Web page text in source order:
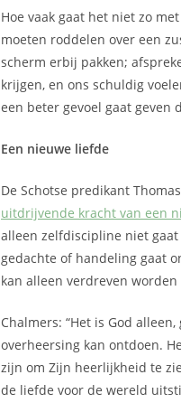
Hoe vaak gaat het niet zo
moeten roddelen over een
scherm erbij pakken;
krijgen, en ons schuldig
een beter gevoel gaat geven
Een nieuwe liefde
De Schotse predikant
uitdrijvende kracht van een
alleen zelfdiscipline niet
gedachte of handeling gaat
kan alleen verdreven
Chalmers: “Het is God
overheersing kan ontdoen.
zijn om Zijn heerlijkheid te
de liefde voor de wereld